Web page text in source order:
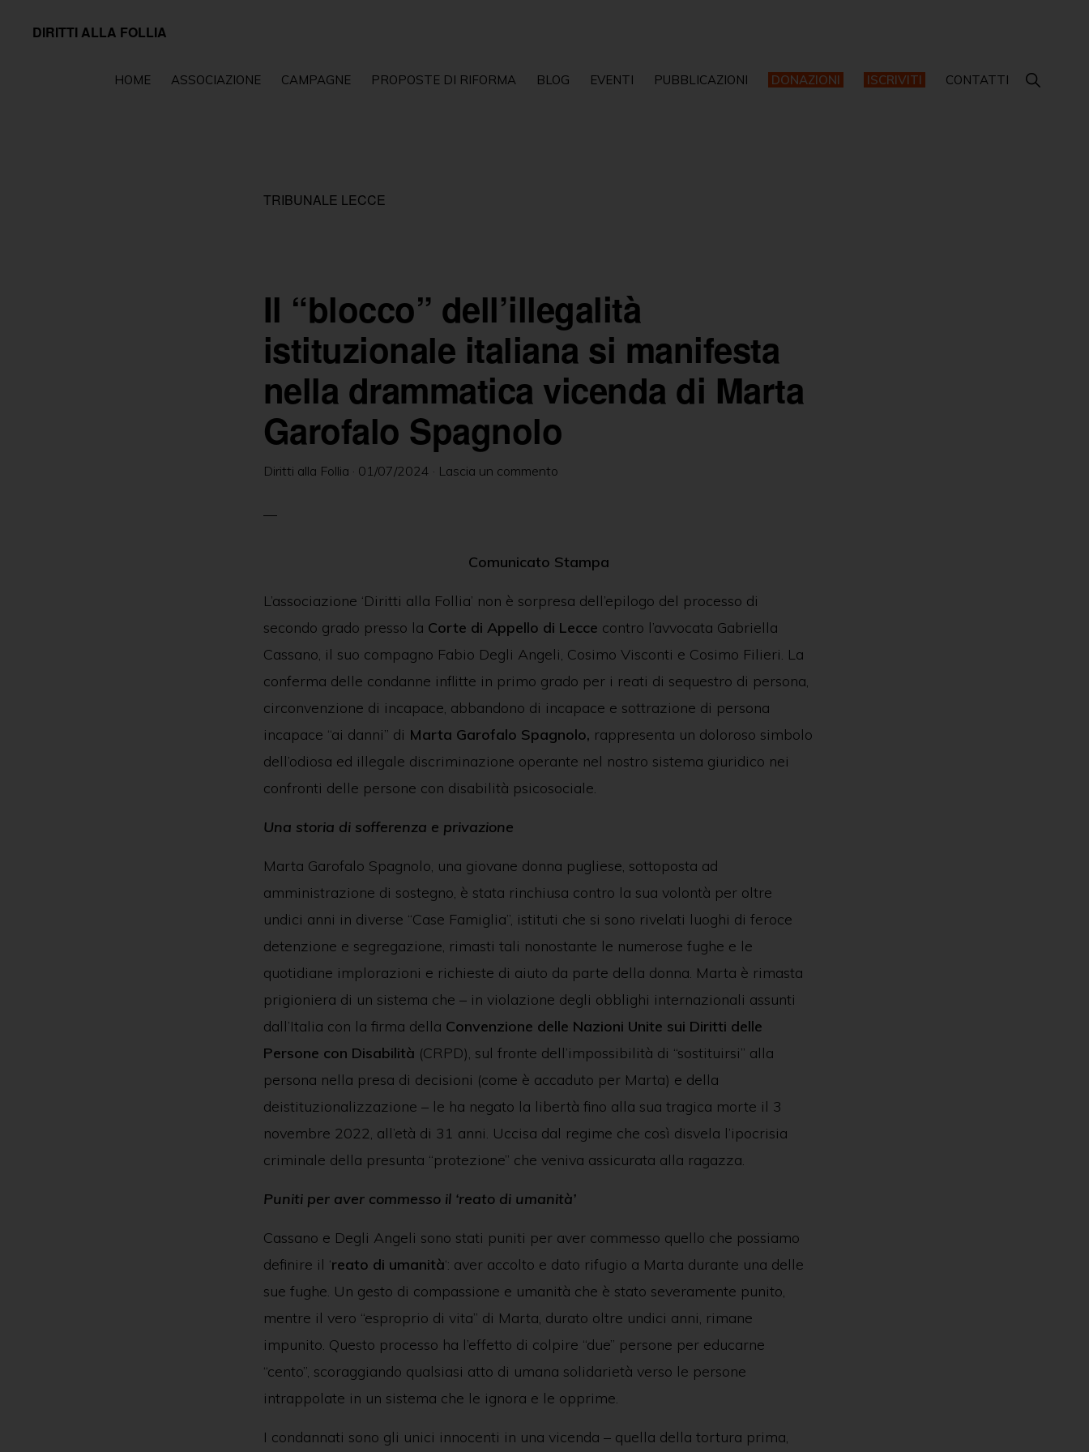
DIRITTI ALLA FOLLIA
HOME ASSOCIAZIONE CAMPAGNE PROPOSTE DI RIFORMA BLOG EVENTI PUBBLICAZIONI DONAZIONI ISCRIVITI CONTATTI
TRIBUNALE LECCE
Il “blocco” dell’illegalità
istituzionale italiana si manifesta
nella drammatica vicenda di Marta
Garofalo Spagnolo
Diritti alla Follia · 01/07/2024 · Lascia un commento
Comunicato Stampa
L’associazione ‘Diritti alla Follia’ non è sorpresa dell’epilogo del processo di
secondo grado presso la Corte di Appello di Lecce contro l’avvocata Gabriella
Cassano, il suo compagno Fabio Degli Angeli, Cosimo Visconti e Cosimo Filieri. La
conferma delle condanne inflitte in primo grado per i reati di sequestro di persona,
circonvenzione di incapace, abbandono di incapace e sottrazione di persona
incapace “ai danni” di Marta Garofalo Spagnolo, rappresenta un doloroso simbolo
dell’odiosa ed illegale discriminazione operante nel nostro sistema giuridico nei
confronti delle persone con disabilità psicosociale.
Una storia di sofferenza e privazione
Marta Garofalo Spagnolo, una giovane donna pugliese, sottoposta ad
amministrazione di sostegno, è stata rinchiusa contro la sua volontà per oltre
undici anni in diverse “Case Famiglia”, istituti che si sono rivelati luoghi di feroce
detenzione e segregazione, rimasti tali nonostante le numerose fughe e le
quotidiane implorazioni e richieste di aiuto da parte della donna. Marta è rimasta
prigioniera di un sistema che – in violazione degli obblighi internazionali assunti
dall’Italia con la firma della Convenzione delle Nazioni Unite sui Diritti delle
Persone con Disabilità (CRPD), sul fronte dell’impossibilità di “sostituirsi” alla
persona nella presa di decisioni (come è accaduto per Marta) e della
deistituzionalizzazione – le ha negato la libertà fino alla sua tragica morte il 3
novembre 2022, all’età di 31 anni. Uccisa dal regime che così disvela l’ipocrisia
criminale della presunta “protezione” che veniva assicurata alla ragazza.
Puniti per aver commesso il ‘reato di umanità’
Cassano e Degli Angeli sono stati puniti per aver commesso quello che possiamo
definire il ‘reato di umanità‘: aver accolto e dato rifugio a Marta durante una delle
sue fughe. Un gesto di compassione e umanità che è stato severamente punito,
mentre il vero “esproprio di vita” di Marta, durato oltre undici anni, rimane
impunito. Questo processo ha l’effetto di colpire “due” persone per educarne
“cento”, scoraggiando qualsiasi atto di umana solidarietà verso le persone
intrappolate in un sistema che le ignora e le opprime.
I condannati sono gli unici innocenti in una vicenda – quella della tortura prima,